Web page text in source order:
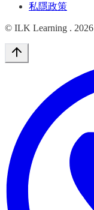
私隱政策
© ILK Learning . 2026